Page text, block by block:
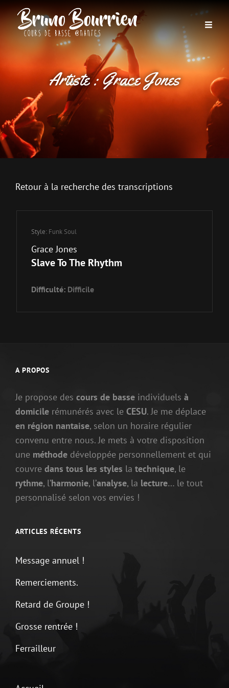
Artiste :Grace Jones
Retour à la recherche des transcriptions
Style: Funk Soul
Grace Jones
Slave To The Rhythm
Difficulté: Difficile
A PROPOS
Je propose des cours de basse individuels à
domicile rémunérés avec le CESU. Je me déplace
en région nantaise, selon un horaire régulier
convenu entre nous. Je mets à votre disposition
une méthode développée personnellement et qui
couvre dans tous les styles la technique, le
rythme, l’harmonie, l’analyse, la lecture… le tout
personnalisé selon vos envies !
ARTICLES RÉCENTS
Message annuel !
Remerciements.
Retard de Groupe !
Grosse rentrée !
Ferrailleur